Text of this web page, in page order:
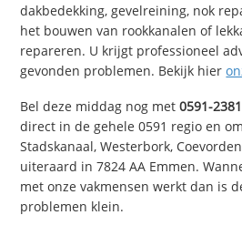
dakbedekking, gevelreining, nok
het bouwen van rookkanalen of
repareren. U krijgt professioneel
gevonden problemen. Bekijk hier
Bel deze middag nog met0591-
direct in de gehele 0591 regio en
Stadskanaal, Westerbork,
uiteraard in 7824 AA Emmen.
met onze vakmensen werkt dan is
problemen klein.